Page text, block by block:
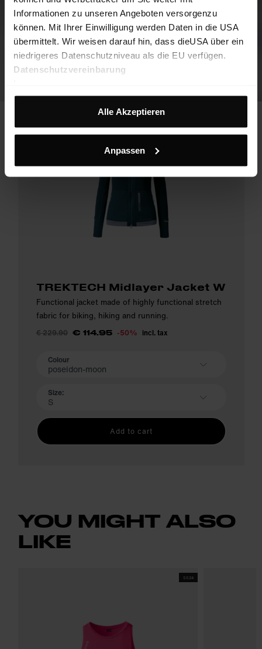
Informationen zu unseren Angeboten versorgenzu
können. Mit Ihrer Einwilligung werden Daten in die USA
übermittelt. Wir weisen darauf hin, dass dieUSA über ein
niedrigeres Datenschutzniveau als die EU verfügen.
Datenschutzvereinbarung
Alle Akzeptieren
Anpassen
TREKTECH Midlayer Jacket W
Functional jacket made of highly functional stretch
fabric for biking, hiking and running.
€ 229.90 € 114.95 -50% incl. tax
Colour
poseidon-moon
Size:
S
Add to cart
YOU MIGHT ALSO
LIKE
SS24